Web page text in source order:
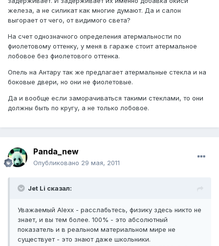
железа, а не силикат как многие думают. Да и салон
выгорает от чего, от видимого света?
На счет однозначного определения атермальности по
фиолетовому оттенку, у меня в гараже стоит атермальное
лобовое без фиолетового оттенка.
Опель на Антару так же предлагает атермальные стекла и на
боковые двери, но они не фиолетовые.
Да и вообще если заморачиваться такими стеклами, то они
должны быть по кругу, а не только лобовое.
Panda_new
Опубликовано 29 мая, 2011
Jet Li сказал:
Уважаемый Alexx - расслабьтесь, физику здесь никто не
знает, и вы тем более. 100% - это абсолютный
показатель и в реальном материальном мире не
существует - это знают даже школьники.